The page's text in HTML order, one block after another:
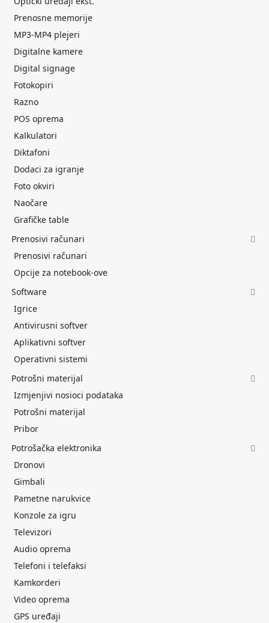
Prenosne memorije
MP3-MP4 plejeri
Digitalne kamere
Digital signage
Fotokopiri
Razno
POS oprema
Kalkulatori
Diktafoni
Dodaci za igranje
Foto okviri
Naočare
Grafičke table
Prenosivi računari
Prenosivi računari
Opcije za notebook-ove
Software
Igrice
Antivirusni softver
Aplikativni softver
Operativni sistemi
Potrošni materijal
Izmjenjivi nosioci podataka
Potrošni materijal
Pribor
Potrošačka elektronika
Dronovi
Gimbali
Pametne narukvice
Konzole za igru
Televizori
Audio oprema
Telefoni i telefaksi
Kamkorderi
Video oprema
GPS uređaji